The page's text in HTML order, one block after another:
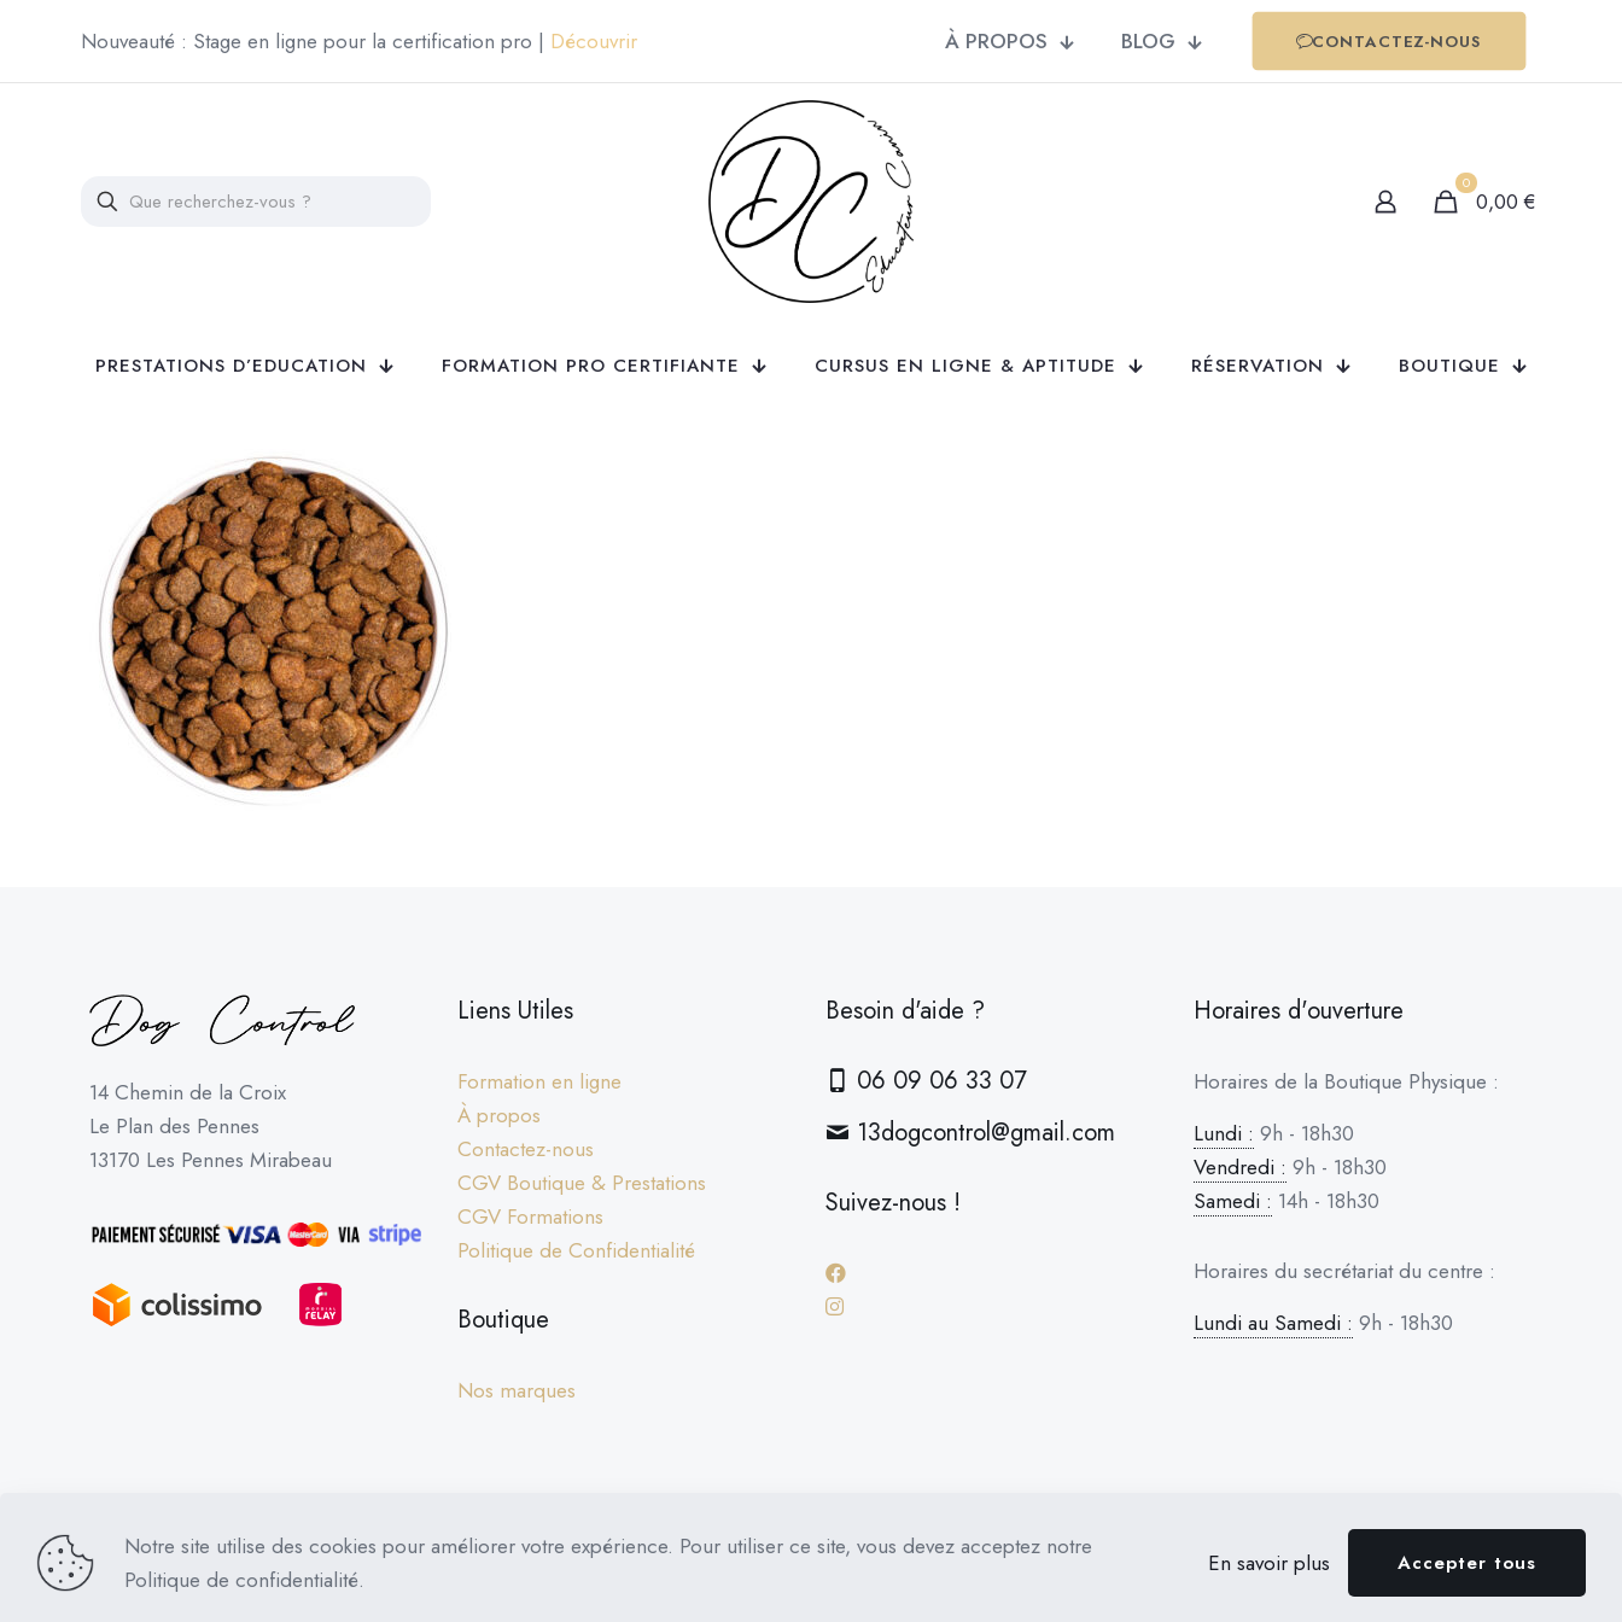
Nouveauté : Stage en ligne pour la certification pro | Découvrir À PROPOS BLOG CONTACTEZ-NOUS
0
0,00€
PRESTATIONS D’EDUCATION FORMATION PRO CERTIFIANTE CURSUS EN LIGNE & APTITUDE RÉSERVATION BOUTIQUE
14 Chemin de la Croix
Le Plan des Pennes
13170 Les Pennes Mirabeau
Liens Utiles
Formation en ligne
À propos
Contactez-nous
CGV Boutique & Prestations
CGV Formations
Politique de Confidentialité
Boutique
Nos marques
Besoin d'aide ?
06 09 06 33 07
13dogcontrol@gmail.com
Suivez-nous !
Horaires d'ouverture
Horaires de la Boutique Physique :
Lundi : 9h - 18h30
Vendredi : 9h - 18h30
Samedi : 14h - 18h30
Horaires du secrétariat du centre :
Lundi au Samedi : 9h - 18h30
Dog Control © 2026 | Tous droits réservés
PRESTATIONS D’EDUCATION
RÉSERVATION BOUTIQUE
Notre site utilise des cookies pour améliorer votre expérience. Pour utiliser ce site, vous devez acceptez notre
Politique de confidentialité.
En savoir plus Accepter tous